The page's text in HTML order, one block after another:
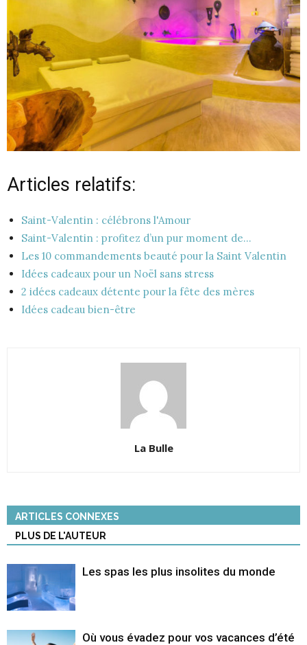
Articles relatifs:
Saint-Valentin : célébrons l'Amour
Saint-Valentin : profitez d’un pur moment de…
Les 10 commandements beauté pour la Saint Valentin
Idées cadeaux pour un Noël sans stress
2 idées cadeaux détente pour la fête des mères
Idées cadeau bien-être
La Bulle
ARTICLES CONNEXES
PLUS DE L'AUTEUR
Les spas les plus insolites du monde
Où vous évadez pour vos vacances d’été